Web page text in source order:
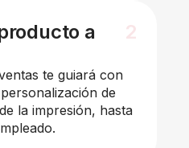
2
a
te guiará con
de
la impresión, hasta